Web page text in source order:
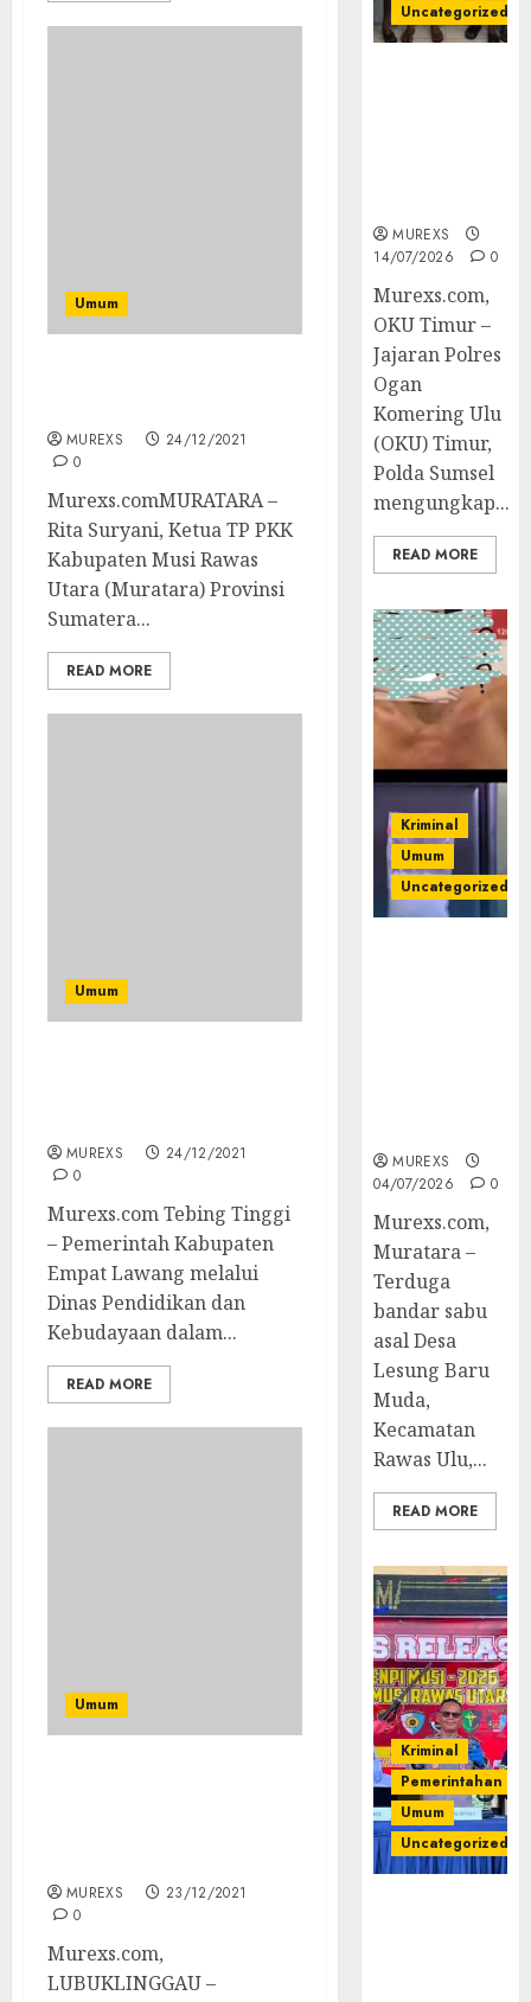
Umum
MUREXS
24/12/2021
0
Murexs.comMURATARA –
Rita Suryani, Ketua TP PKK
Kabupaten Musi Rawas
Utara (Muratara) Provinsi
Sumatera...
READ MORE
Umum
MUREXS
24/12/2021
0
Murexs.com Tebing Tinggi
– Pemerintah Kabupaten
Empat Lawang melalui
Dinas Pendidikan dan
Kebudayaan dalam...
READ MORE
Umum
MUREXS
23/12/2021
0
Murexs.com,
LUBUKLINGGAU –
Uncategorized
MUREXS
14/07/2026
0
Murexs.com,
OKU Timur –
Jajaran Polres
Ogan
Komering Ulu
(OKU) Timur,
Polda Sumsel
mengungkap...
READ MORE
Kriminal
Umum
Uncategorized
MUREXS
04/07/2026
0
Murexs.com,
Muratara –
Terduga
bandar sabu
asal Desa
Lesung Baru
Muda,
Kecamatan
Rawas Ulu,...
READ MORE
Kriminal
Pemerintahan
Umum
Uncategorized